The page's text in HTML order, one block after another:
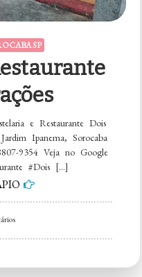
SP
e Restaurante Dois
Ipanema, Sorocaba
9354 Veja no Google
#Dois […]
em
Pastelaria